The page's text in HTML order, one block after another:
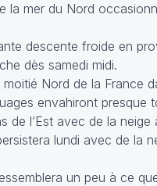
la mer du Nord
descente froide en
dès samedi midi.
Nord de la France
envahiront presque
de l’Est avec de la
lundi avec de la
un peu à ce